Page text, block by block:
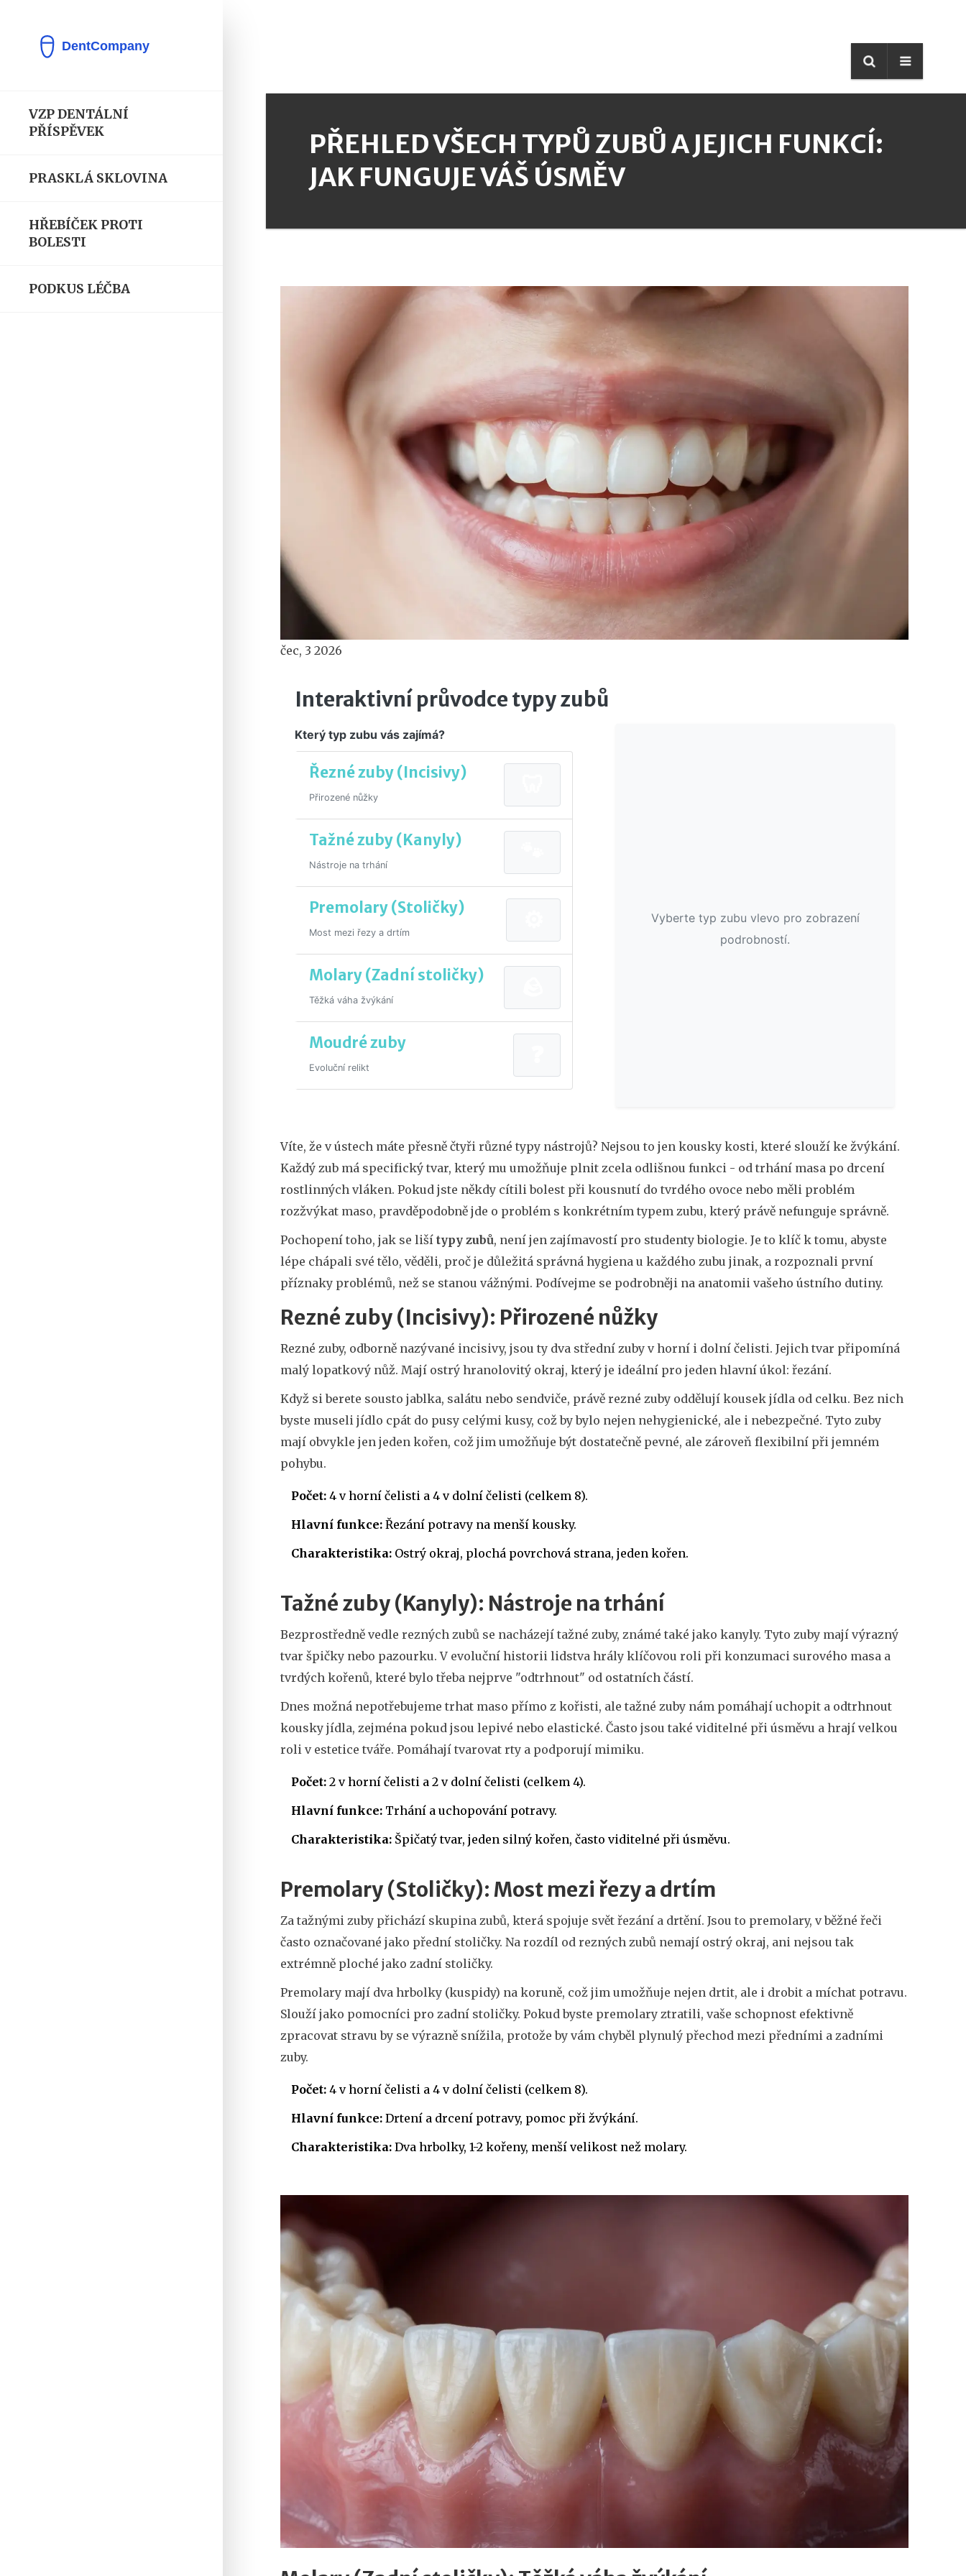
VZP DENTÁLNÍ
PŘÍSPĚVEK
PRASKLÁ SKLOVINA
HŘEBÍČEK PROTI
BOLESTI
PODKUS LÉČBA
PŘEHLED VŠECH TYPŮ ZUBŮ A JEJICH FUNKCÍ:
JAK FUNGUJE VÁŠ ÚSMĚV
čec, 3 2026
Interaktivní průvodce typy zubů
Který typ zubu vás zajímá?
Řezné zuby (Incisivy)
Přirozené nůžky
Tažné zuby (Kanyly)
Nástroje na trhání
Premolary (Stoličky)
Most mezi řezy a drtím
Molary (Zadní stoličky)
Těžká váha žvýkání
Moudré zuby
Evoluční relikt
Vyberte typ zubu vlevo pro zobrazení
podrobností.
Víte, že v ústech máte přesně čtyři různé typy nástrojů? Nejsou to jen kousky kosti, které slouží ke žvýkání.
Každý zub má specifický tvar, který mu umožňuje plnit zcela odlišnou funkci - od trhání masa po drcení
rostlinných vláken. Pokud jste někdy cítili bolest při kousnutí do tvrdého ovoce nebo měli problém
rozžvýkat maso, pravděpodobně jde o problém s konkrétním typem zubu, který právě nefunguje správně.
Pochopení toho, jak se liší typy zubů, není jen zajímavostí pro studenty biologie. Je to klíč k tomu, abyste
lépe chápali své tělo, věděli, proč je důležitá správná hygiena u každého zubu jinak, a rozpoznali první
příznaky problémů, než se stanou vážnými. Podívejme se podrobněji na anatomii vašeho ústního dutiny.
Rezné zuby (Incisivy): Přirozené nůžky
Rezné zuby, odborně nazývané incisivy, jsou ty dva střední zuby v horní i dolní čelisti. Jejich tvar připomíná
malý lopatkový nůž. Mají ostrý hranolovitý okraj, který je ideální pro jeden hlavní úkol: řezání.
Když si berete sousto jablka, salátu nebo sendviče, právě rezné zuby oddělují kousek jídla od celku. Bez nich
byste museli jídlo cpát do pusy celými kusy, což by bylo nejen nehygienické, ale i nebezpečné. Tyto zuby
mají obvykle jen jeden kořen, což jim umožňuje být dostatečně pevné, ale zároveň flexibilní při jemném
pohybu.
Počet: 4 v horní čelisti a 4 v dolní čelisti (celkem 8).
Hlavní funkce: Řezání potravy na menší kousky.
Charakteristika: Ostrý okraj, plochá povrchová strana, jeden kořen.
Tažné zuby (Kanyly): Nástroje na trhání
Bezprostředně vedle rezných zubů se nacházejí tažné zuby, známé také jako kanyly. Tyto zuby mají výrazný
tvar špičky nebo pazourku. V evoluční historii lidstva hrály klíčovou roli při konzumaci surového masa a
tvrdých kořenů, které bylo třeba nejprve "odtrhnout" od ostatních částí.
Dnes možná nepotřebujeme trhat maso přímo z kořisti, ale tažné zuby nám pomáhají uchopit a odtrhnout
kousky jídla, zejména pokud jsou lepivé nebo elastické. Často jsou také viditelné při úsměvu a hrají velkou
roli v estetice tváře. Pomáhají tvarovat rty a podporují mimiku.
Počet: 2 v horní čelisti a 2 v dolní čelisti (celkem 4).
Hlavní funkce: Trhání a uchopování potravy.
Charakteristika: Špičatý tvar, jeden silný kořen, často viditelné při úsměvu.
Premolary (Stoličky): Most mezi řezy a drtím
Za tažnými zuby přichází skupina zubů, která spojuje svět řezání a drtění. Jsou to premolary, v běžné řeči
často označované jako přední stoličky. Na rozdíl od rezných zubů nemají ostrý okraj, ani nejsou tak
extrémně ploché jako zadní stoličky.
Premolary mají dva hrbolky (kuspidy) na koruně, což jim umožňuje nejen drtit, ale i drobit a míchat potravu.
Slouží jako pomocníci pro zadní stoličky. Pokud byste premolary ztratili, vaše schopnost efektivně
zpracovat stravu by se výrazně snížila, protože by vám chyběl plynulý přechod mezi předními a zadními
zuby.
Počet: 4 v horní čelisti a 4 v dolní čelisti (celkem 8).
Hlavní funkce: Drtení a drcení potravy, pomoc při žvýkání.
Charakteristika: Dva hrbolky, 1-2 kořeny, menší velikost než molary.